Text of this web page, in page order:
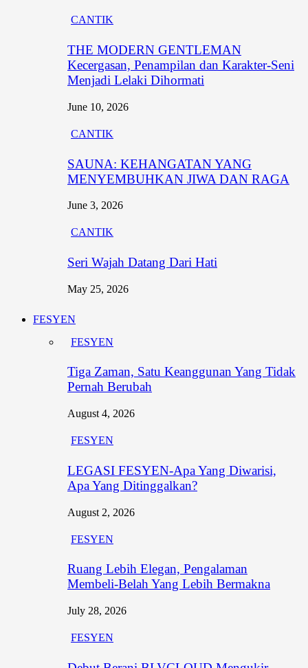
CANTIK
THE MODERN GENTLEMAN
Kecergasan, Penampilan dan Karakter-Seni
Menjadi Lelaki Dihormati
June 10, 2026
CANTIK
SAUNA: KEHANGATAN YANG
MENYEMBUHKAN JIWA DAN RAGA
June 3, 2026
CANTIK
Seri Wajah Datang Dari Hati
May 25, 2026
FESYEN
FESYEN
Tiga Zaman, Satu Keanggunan Yang Tidak
Pernah Berubah
August 4, 2026
FESYEN
LEGASI FESYEN-Apa Yang Diwarisi,
Apa Yang Ditinggalkan?
August 2, 2026
FESYEN
Ruang Lebih Elegan, Pengalaman
Membeli-Belah Yang Lebih Bermakna
July 28, 2026
FESYEN